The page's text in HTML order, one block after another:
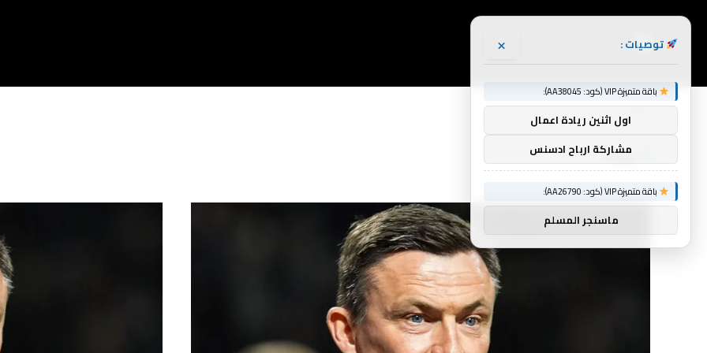
الرئيسية » نورث
نورث
توصيات : ×
باقة متميزة VIP (كود: AA38045):
اول اثنين ريادة اعمال
مشاركة ارباح ادسنس
باقة متميزة VIP (كود: AA26790):
ماسنجر المسلم